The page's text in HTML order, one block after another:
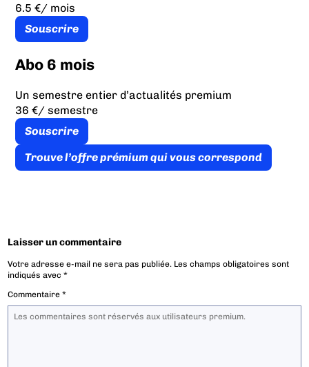
6.5 €/ mois
Souscrire
Abo 6 mois
Un semestre entier d’actualités premium
36 €/ semestre
Souscrire
Trouve l’offre prémium qui vous correspond
Laisser un commentaire
Votre adresse e-mail ne sera pas publiée. Les champs obligatoires sont
indiqués avec*
Commentaire*